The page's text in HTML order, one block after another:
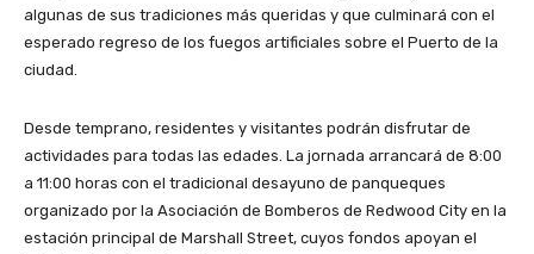
algunas de sus tradiciones más queridas y que culminará con el
esperado regreso de los fuegos artificiales sobre el Puerto de la
ciudad.
Desde temprano, residentes y visitantes podrán disfrutar de
actividades para todas las edades. La jornada arrancará de 8:00
a 11:00 horas con el tradicional desayuno de panqueques
organizado por la Asociación de Bomberos de Redwood City en la
estación principal de Marshall Street, cuyos fondos apoyan el